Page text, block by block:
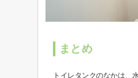
まとめ
トイレタンクのなかは、